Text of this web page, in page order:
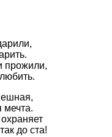
прожили,
до ста!